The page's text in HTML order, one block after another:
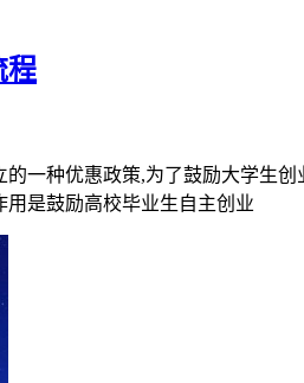
程
一种优惠政策,为了鼓励大学生
是鼓励高校毕业生自主创业